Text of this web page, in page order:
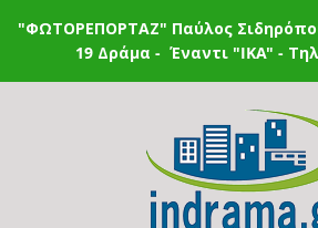
"ΦΩΤΟΡΕΠΟΡΤΑΖ" Παύλος
19 Δράμα - Έναντι "IKA" -